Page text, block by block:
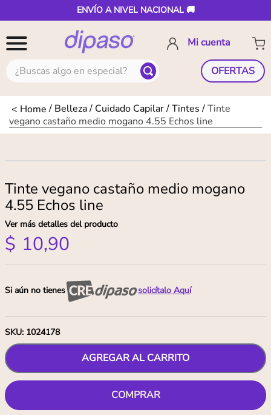
ENVÍO A NIVEL NACIONAL 🚚
¿Buscas algo en especial? OFERTAS
Belleza Cuidado Capilar Tintes
Tinte
vegano castaño medio mogano 4.55 Echos line
Tinte vegano castaño medio mogano
4.55 Echos line
Ver más detalles del producto
$ 10,90
Si aún no tienes solicítalo Aquí
SKU: 1024178
AGREGAR AL CARRITO
COMPRAR